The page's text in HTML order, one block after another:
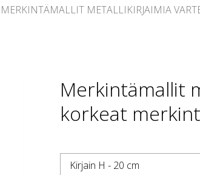
MERKINTÄMALLIT METALLIKIRJAIMIA
Merkintämallit
korkeat
Kirjain H - 20 cm